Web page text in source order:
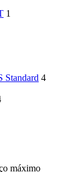
1
Standard 4
máximo